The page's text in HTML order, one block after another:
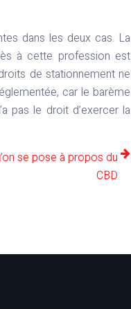
dans les deux cas. La
à cette profession est
de stationnement ne
car le barème
pas le droit d’exercer la
se pose à propos du
CBD